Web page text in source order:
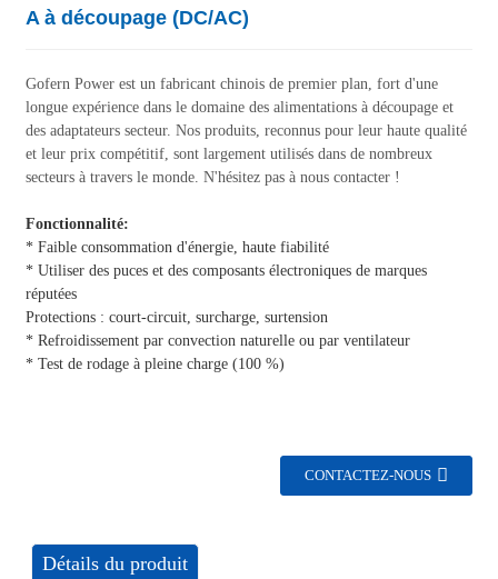
A à découpage (DC/AC)
Gofern Power est un fabricant chinois de premier plan, fort d'une
longue expérience dans le domaine des alimentations à découpage et
des adaptateurs secteur. Nos produits, reconnus pour leur haute qualité
et leur prix compétitif, sont largement utilisés dans de nombreux
secteurs à travers le monde. N'hésitez pas à nous contacter !
Fonctionnalité:
* Faible consommation d'énergie, haute fiabilité
* Utiliser des puces et des composants électroniques de marques
réputées
Protections : court-circuit, surcharge, surtension
* Refroidissement par convection naturelle ou par ventilateur
* Test de rodage à pleine charge (100 %)
CONTACTEZ-NOUS
Détails du produit